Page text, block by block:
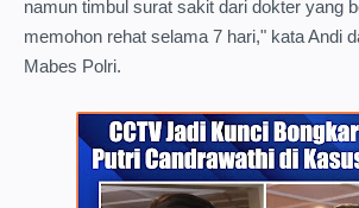
namun timbul surat sakit dari dokter yang
memohon rehat selama 7 hari," kata Andi
Mabes Polri.